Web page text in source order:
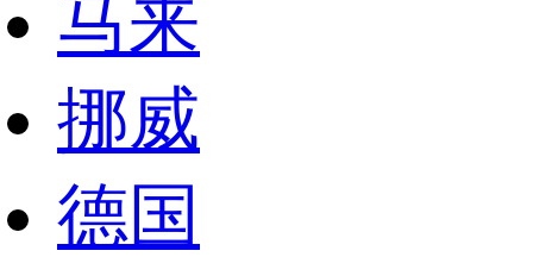
马来
挪威
德国